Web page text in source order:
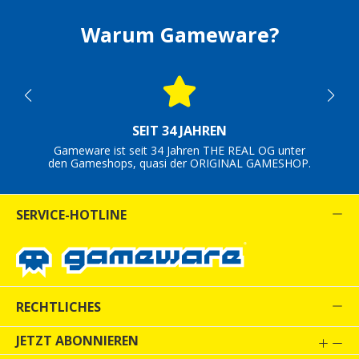
Warum Gameware?
SEIT 34 JAHREN
Gameware ist seit 34 Jahren THE REAL OG unter
den Gameshops, quasi der ORIGINAL GAMESHOP.
SERVICE-HOTLINE
RECHTLICHES
JETZT ABONNIEREN